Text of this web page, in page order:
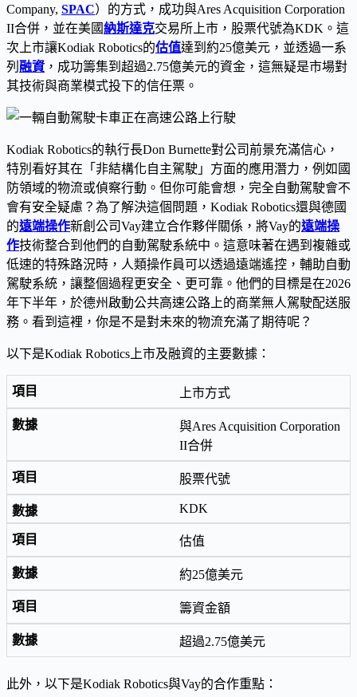
Company, SPAC）的方式，成功與Ares Acquisition Corporation
II合併，並在美國納斯達克交易所上市，股票代號為KDK。這
次上市讓Kodiak Robotics的估值達到約25億美元，並透過一系
列 融資，成功籌集到超過2.75億美元的資金，這無疑是市場對
其技術與商業模式投下的信任票。
Kodiak Robotics的執行長Don Burnette對公司前景充滿信心，
特別看好其在「非結構化自主駕駛」方面的應用潛力，例如國
防領域的物流或偵察行動。但你可能會想，完全自動駕駛會不
會有安全疑慮？為了解決這個問題，Kodiak Robotics還與德國
的遠端操作新創公司Vay建立合作夥伴關係，將Vay的遠端操
作技術整合到他們的自動駕駛系統中。這意味著在遇到複雜或
低速的特殊路況時，人類操作員可以透過遠端遙控，輔助自動
駕駛系統，讓整個過程更安全、更可靠。他們的目標是在2026
年下半年，於德州啟動公共高速公路上的商業無人駕駛配送服
務。看到這裡，你是不是對未來的物流充滿了期待呢？
以下是Kodiak Robotics上市及融資的主要數據：
上市方式
與Ares Acquisition Corporation
II合併
股票代號
KDK
估值
約25億美元
籌資金額
超過2.75億美元
此外，以下是Kodiak Robotics與Vay的合作重點：